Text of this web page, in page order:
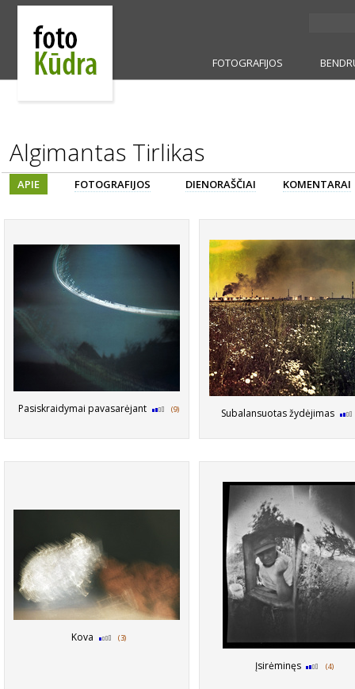
FOTOGRAFIJOS
Algimantas Tirlikas
APIE FOTOGRAFIJOS DIENORAŠČIAI KOMENTARAI
Pasiskraidymai pavasarėjant (9) Subalansuotas žydėjimas
Kova (3)
Įsirėminęs (4)